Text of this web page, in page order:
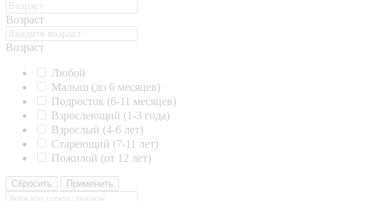
Возраст
Возраст
Любой
Малыш (до 6 месяцев)
Подросток (6-11 месяцев)
Взрослеющий (1-3 года)
Взрослый (4-6 лет)
Стареющий (7-11 лет)
Пожилой (от 12 лет)
Сбросить Применить